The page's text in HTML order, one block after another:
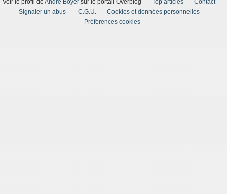
Voir le profil de André Boyer sur le portail Overblog Top articles
Contact
Signaler un abus
C.G.U.
Cookies et données personnelles
Préférences cookies